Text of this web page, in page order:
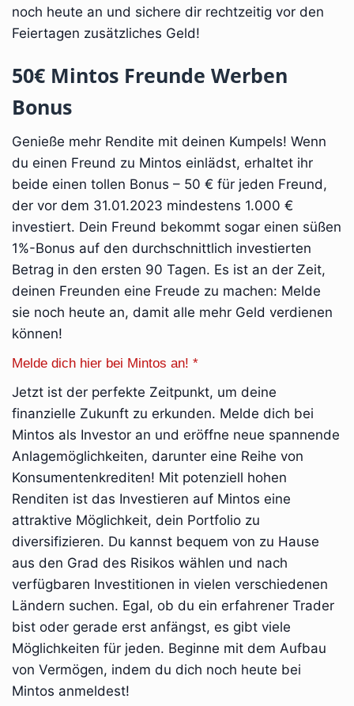
noch heute an und sichere dir rechtzeitig vor den
Feiertagen zusätzliches Geld!
50€ Mintos Freunde Werben
Bonus
Genieße mehr Rendite mit deinen Kumpels! Wenn
du einen Freund zu Mintos einlädst, erhaltet ihr
beide einen tollen Bonus – 50 € für jeden Freund,
der vor dem 31.01.2023 mindestens 1.000 €
investiert. Dein Freund bekommt sogar einen süßen
1%-Bonus auf den durchschnittlich investierten
Betrag in den ersten 90 Tagen. Es ist an der Zeit,
deinen Freunden eine Freude zu machen: Melde
sie noch heute an, damit alle mehr Geld verdienen
können!
Melde dich hier bei Mintos an! *
Jetzt ist der perfekte Zeitpunkt, um deine
finanzielle Zukunft zu erkunden. Melde dich bei
Mintos als Investor an und eröffne neue spannende
Anlagemöglichkeiten, darunter eine Reihe von
Konsumentenkrediten! Mit potenziell hohen
Renditen ist das Investieren auf Mintos eine
attraktive Möglichkeit, dein Portfolio zu
diversifizieren. Du kannst bequem von zu Hause
aus den Grad des Risikos wählen und nach
verfügbaren Investitionen in vielen verschiedenen
Ländern suchen. Egal, ob du ein erfahrener Trader
bist oder gerade erst anfängst, es gibt viele
Möglichkeiten für jeden. Beginne mit dem Aufbau
von Vermögen, indem du dich noch heute bei
Mintos anmeldest!